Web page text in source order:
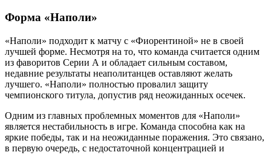
Форма «Наполи»
«Наполи» подходит к матчу с «Фиорентиной» не в своей
лучшей форме. Несмотря на то, что команда считается одним
из фаворитов Серии А и обладает сильным составом,
недавние результаты неаполитанцев оставляют желать
лучшего. «Наполи» полностью провалил защиту
чемпионского титула, допустив ряд неожиданных осечек.
Одним из главных проблемных моментов для «Наполи»
является нестабильность в игре. Команда способна как на
яркие победы, так и на неожиданные поражения. Это связано,
в первую очередь, с недостаточной концентрацией и